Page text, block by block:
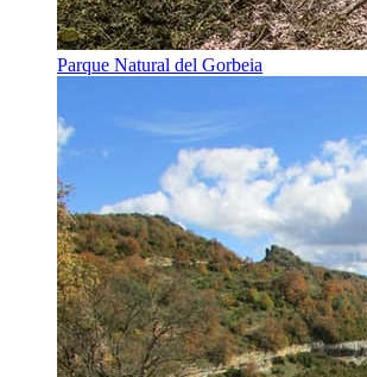
Parque Natural del Gorbeia